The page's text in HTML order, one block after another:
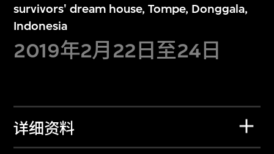
survivors' dream house, Tompe, Donggala,
Indonesia
2019年2月22日至24日
详细资料